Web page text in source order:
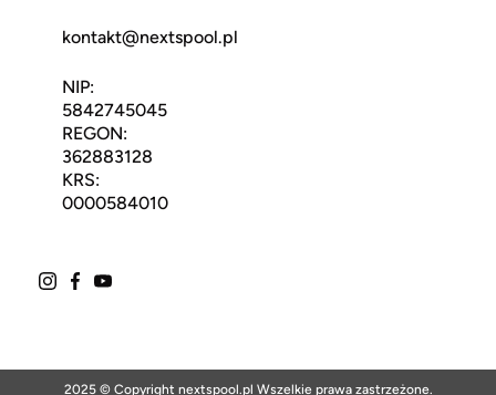
kontakt@nextspool.pl
NIP:
5842745045
REGON:
362883128
KRS:
0000584010